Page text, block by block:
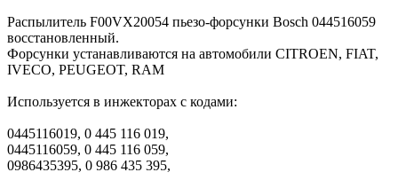
Распылитель F00VX20054 пьезо-форсунки Bosch 044516059
восстановленный.
Форсунки устанавливаются на автомобили CITROEN, FIAT,
IVECO, PEUGEOT, RAM
Используется в инжекторах с кодами:
0445116019, 0 445 116 019,
0445116059, 0 445 116 059,
0986435395, 0 986 435 395,